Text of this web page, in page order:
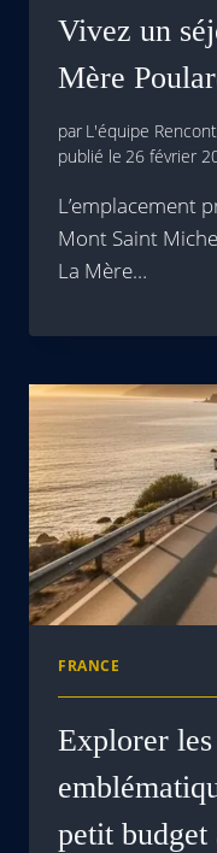
Vivez un
Mère
par L'équipe
publié le 26 février
L’emplacement
Mont Saint
La Mère…
FRANCE
Explorer
petit